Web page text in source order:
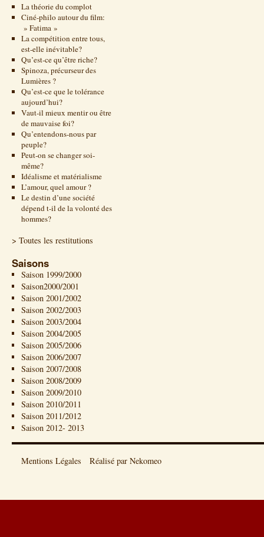
La théorie du complot
Ciné-philo autour du film:
» Fatima »
La compétition entre tous,
est-elle inévitable?
Qu’est-ce qu’être riche?
Spinoza, précurseur des
Lumières ?
Qu’est-ce que le tolérance
aujourd’hui?
Vaut-il mieux mentir ou être
de mauvaise foi?
Qu’entendons-nous par
peuple?
Peut-on se changer soi-
même?
Idéalisme et matérialisme
L’amour, quel amour ?
Le destin d’une société
dépend t-il de la volonté des
hommes?
> Toutes les restitutions
Saisons
Saison 1999/2000
Saison2000/2001
Saison 2001/2002
Saison 2002/2003
Saison 2003/2004
Saison 2004/2005
Saison 2005/2006
Saison 2006/2007
Saison 2007/2008
Saison 2008/2009
Saison 2009/2010
Saison 2010/2011
Saison 2011/2012
Saison 2012- 2013
Mentions Légales Réalisé par Nekomeo